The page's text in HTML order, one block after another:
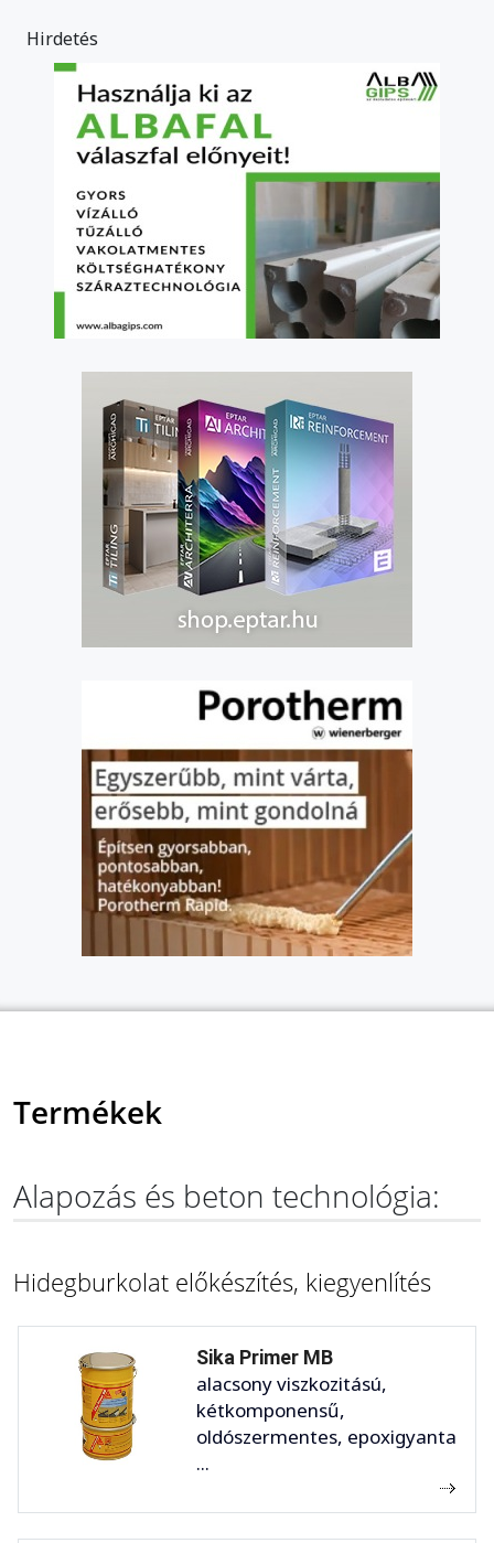
Hirdetés
Termékek
Alapozás és beton technológia:
Hidegburkolat előkészítés, kiegyenlítés
Sika Primer MB
alacsony viszkozitású,
kétkomponensű,
oldószermentes, epoxigyanta
...